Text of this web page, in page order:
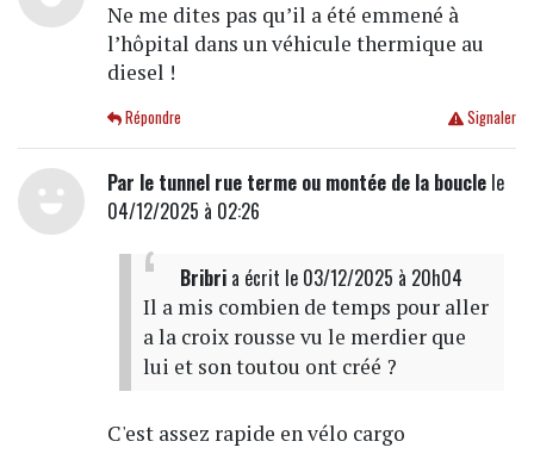
Ne me dites pas qu’il a été emmené à
l’hôpital dans un véhicule thermique au
diesel !
Signaler
Répondre
Par le tunnel rue terme ou montée de la bouclele
04/12/2025 à 02:26
Bribria écrit le 03/12/2025 à 20h04
Il a mis combien de temps pour aller
a la croix rousse vu le merdier que
lui et son toutou ont créé ?
C'est assez rapide en vélo cargo